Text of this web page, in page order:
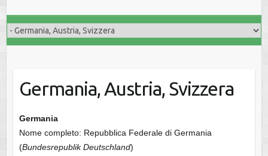
Germania, Austria, Svizzera
Germania
Nome completo: Repubblica Federale di Germania
(Bundesrepublik Deutschland)